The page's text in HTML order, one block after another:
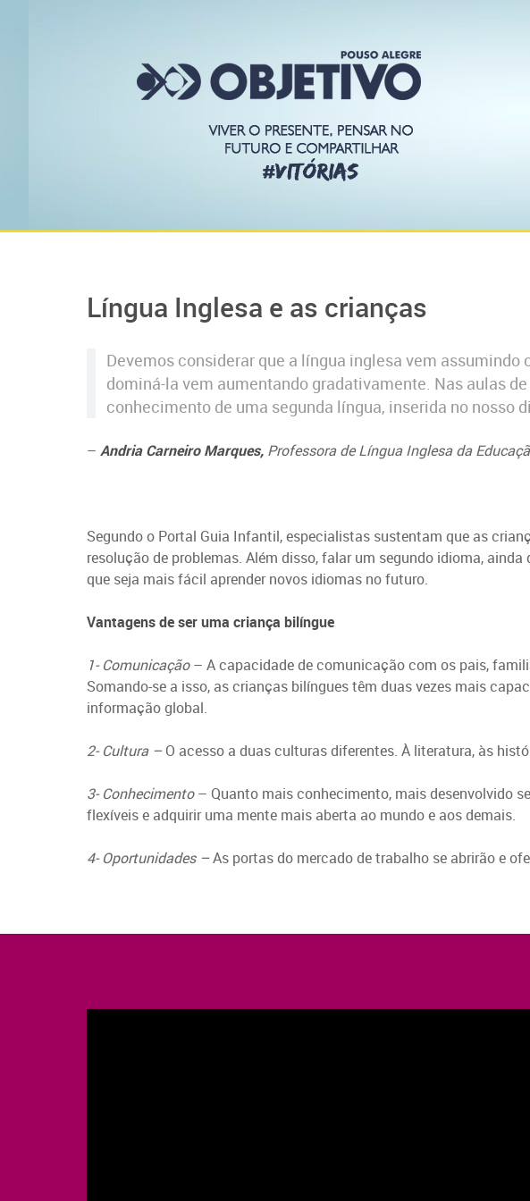
Língua Inglesa e as crianças
Devemos considerar que a língua inglesa vem
dominá-la vem aumentando gradativamente. Nas aulas
conhecimento de uma segunda língua, inserida no nosso
– Andria Carneiro Marques, Professora de Língua Inglesa da
Segundo o Portal Guia Infantil, especialistas sustentam que as
resolução de problemas. Além disso, falar um segundo idioma,
que seja mais fácil aprender novos idiomas no futuro.
Vantagens de ser uma criança bilíngue
1- Comunicação– A capacidade de comunicação com os pais,
Somando-se a isso, as crianças bilíngues têm duas vezes mais
informação global.
2- Cultura –O acesso a duas culturas diferentes. À literatura, às
3- Conhecimento– Quanto mais conhecimento, mais desenvolvido
flexíveis e adquirir uma mente mais aberta ao mundo e aos demais.
4- Oportunidades –As portas do mercado de trabalho se abrirão e